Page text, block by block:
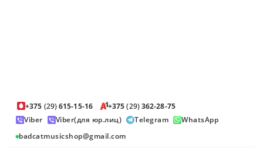
+375 (29)615-15-16 +375(29)362-28-75
Viber
Viber(для юр.лиц) Telegram
WhatsApp
badcatmusicshop@gmail.com